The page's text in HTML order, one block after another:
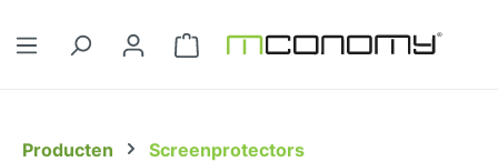
Winkelwagentje bevat 0 artikelen.
Producten Screenprotectors